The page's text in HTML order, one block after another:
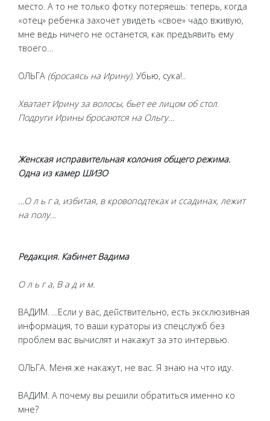
место. А то не только фотку потеряешь: теперь, когда
«отец» ребенка захочет увидеть «свое» чадо вживую,
мне ведь ничего не останется, как предъявить ему
твоего…
ОЛЬГА (бросаясь на Ирину). Убью, сука!..
Хватает Ирину за волосы, бьет ее лицом об стол.
Подруги Ирины бросаются на Ольгу…
Женская исправительная колония общего режима.
Одна из камер ШИЗО
…О л ь г а, избитая, в кровоподтеках и ссадинах, лежит
на полу…
Редакция. Кабинет Вадима
О л ь г а, В а д и м.
ВАДИМ. …Если у вас, действительно, есть эксклюзивная
информация, то ваши кураторы из спецслужб без
проблем вас вычислят и накажут за это интервью.
ОЛЬГА. Меня же накажут, не вас. Я знаю на что иду.
ВАДИМ. А почему вы решили обратиться именно ко
мне?